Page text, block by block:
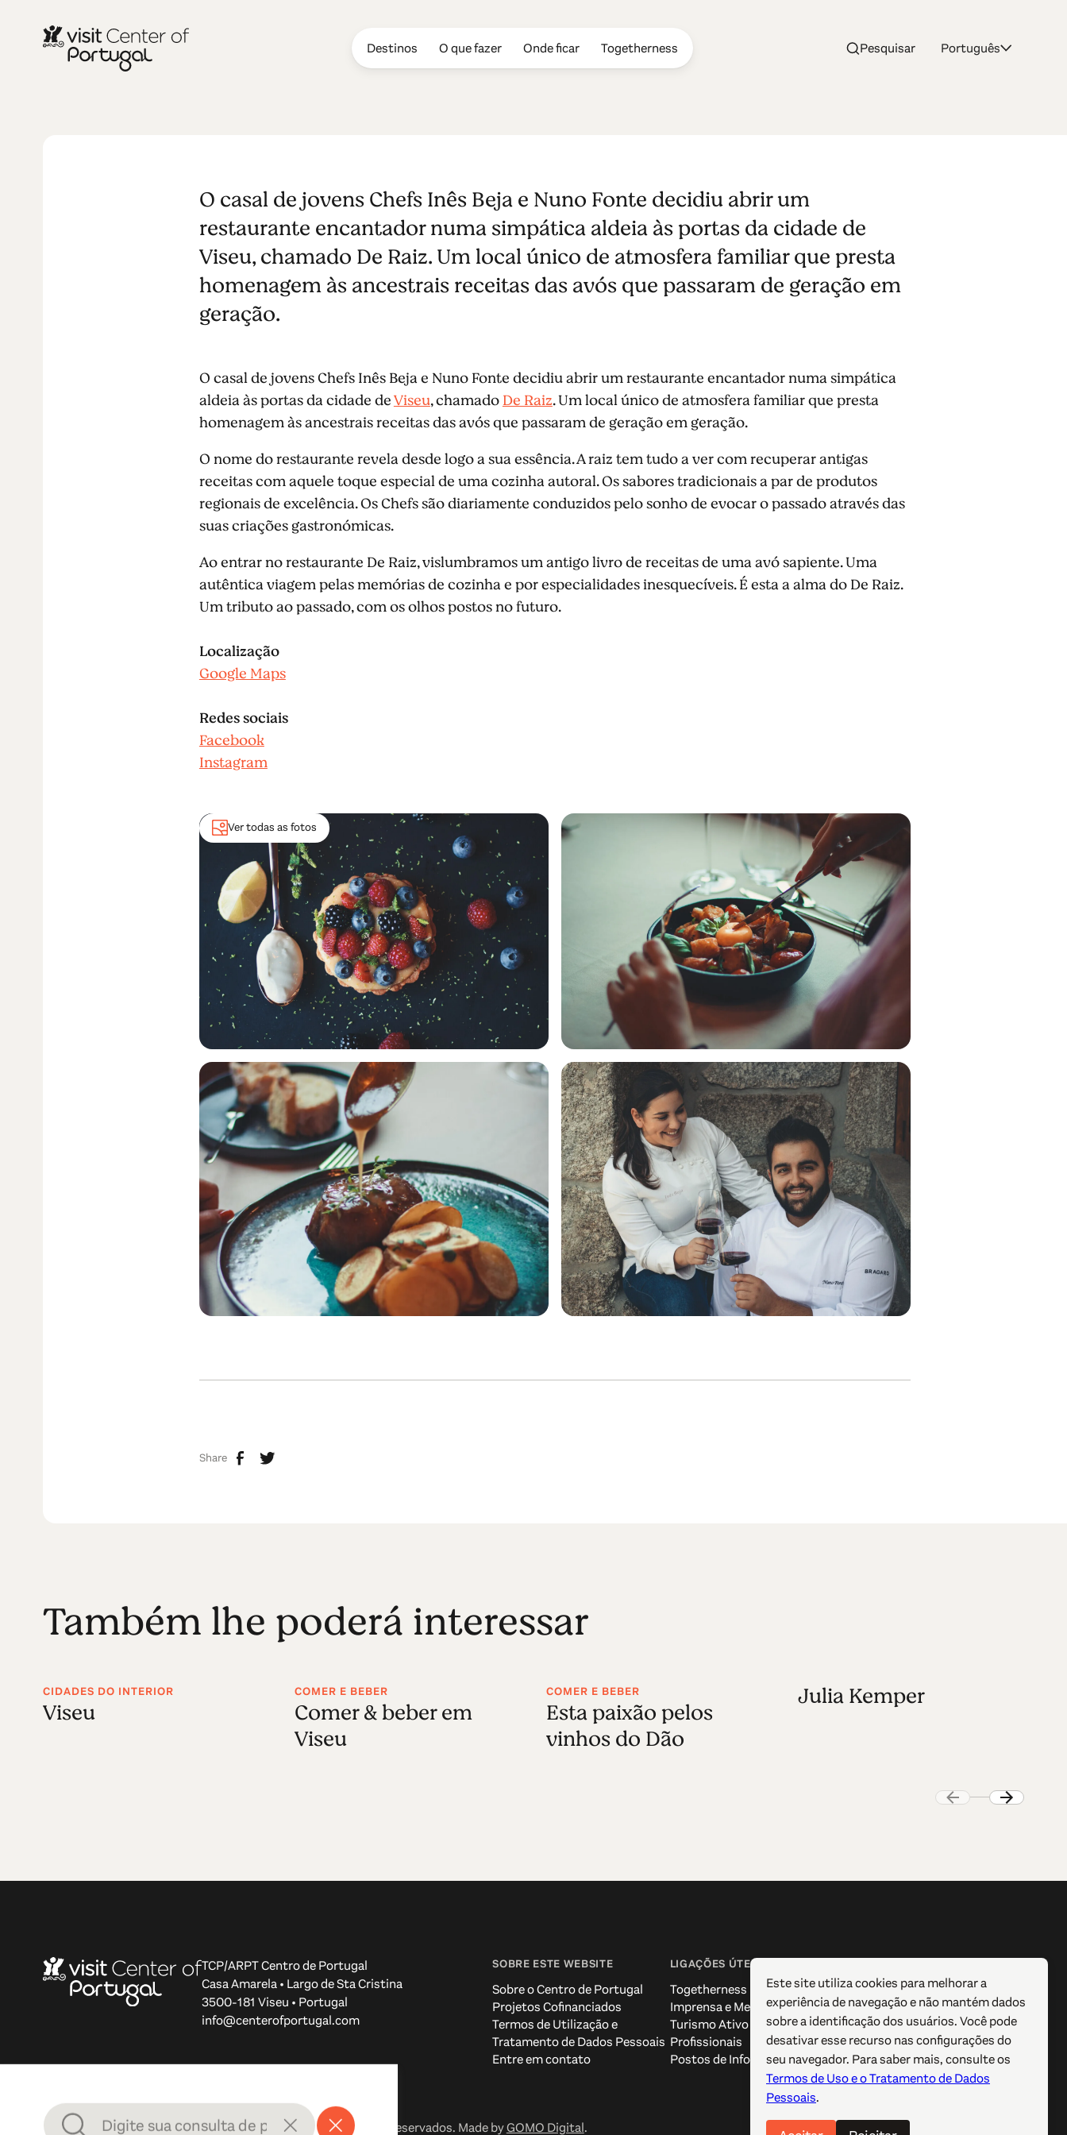
Destinos O que fazer Onde ficar Togetherness Pesquisar Português
De RaizO casal de jovens Chefs Inês Beja e Nuno Fonte decidiu abrir um
restaurante encantador numa simpática aldeia às portas da cidade de
Viseu, chamado De Raiz. Um local único de atmosfera familiar que presta
homenagem às ancestrais receitas das avós que passaram de geração em
geração.
O casal de jovens Chefs Inês Beja e Nuno Fonte decidiu abrir um restaurante encantador numa simpática
aldeia às portas da cidade deViseu, chamadoDe Raiz. Um local único de atmosfera familiar que presta
homenagem às ancestrais receitas das avós que passaram de geração em geração.
O nome do restaurante revela desde logo a sua essência. A raiz tem tudo a ver com recuperar antigas
receitas com aquele toque especial de uma cozinha autoral. Os sabores tradicionais a par de produtos
regionais de excelência. Os Chefs são diariamente conduzidos pelo sonho de evocar o passado através das
suas criações gastronómicas.
Ao entrar no restaurante De Raiz, vislumbramos um antigo livro de receitas de uma avó sapiente. Uma
autêntica viagem pelas memórias de cozinha e por especialidades inesquecíveis. É esta a alma do De Raiz.
Um tributo ao passado, com os olhos postos no futuro.
Localização
Google Maps
Redes sociais
Facebook
Instagram
Ver todas as fotos
Share
Também lhe poderá interessar
CIDADES DO INTERIOR
Viseu
COMER E BEBER
Comer & beber em
Viseu
COMER E BEBER
Esta paixão pelos
vinhos do Dão
Julia Kemper
TCP/ARPT Centro de Portugal
Casa Amarela • Largo de Sta Cristina
3500-181 Viseu • Portugal
info@centerofportugal.com
SOBRE ESTE WEBSITE
Sobre o Centro de Portugal
Projetos Cofinanciados
Termos de Utilização e
Tratamento de Dados Pessoais
Entre em contato
LIGAÇÕES ÚTEIS
Togetherness
Imprensa e Media
Turismo Ativo
Profissionais
Postos de Informação Turística
Facebook
Instagram
X / Twitter
Pinterest
YouTube
© 2012-2026 TCP/ARPT Centro de Portugal. Todos os direitos reservados. Made byGOMO Digital.
Este site utiliza cookies para melhorar a
experiência de navegação e não mantém dados
sobre a identificação dos usuários. Você pode
desativar esse recurso nas configurações do
seu navegador. Para saber mais, consulte os
Termos de Uso e o Tratamento de Dados
Pessoais.